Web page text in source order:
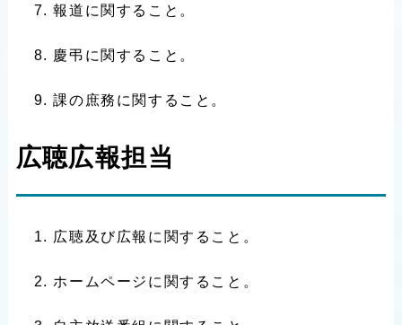
報道に関すること。
慶弔に関すること。
課の庶務に関すること。
広聴広報担当
広聴及び広報に関すること。
ホームページに関すること。